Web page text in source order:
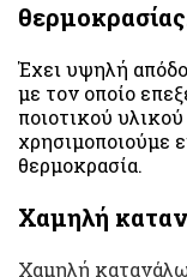
Έχει υψηλή
με τον οποίο
ποιοτικού
χρησιμοποιούμε
θερμοκρασία.
Χαμηλή
Χαμηλή